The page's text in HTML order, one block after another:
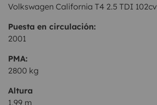
Volkswagen California T4 2.5 TDI 102cv
Puesta en circulación:
2001
PMA:
2800 kg
Altura
1,99 m